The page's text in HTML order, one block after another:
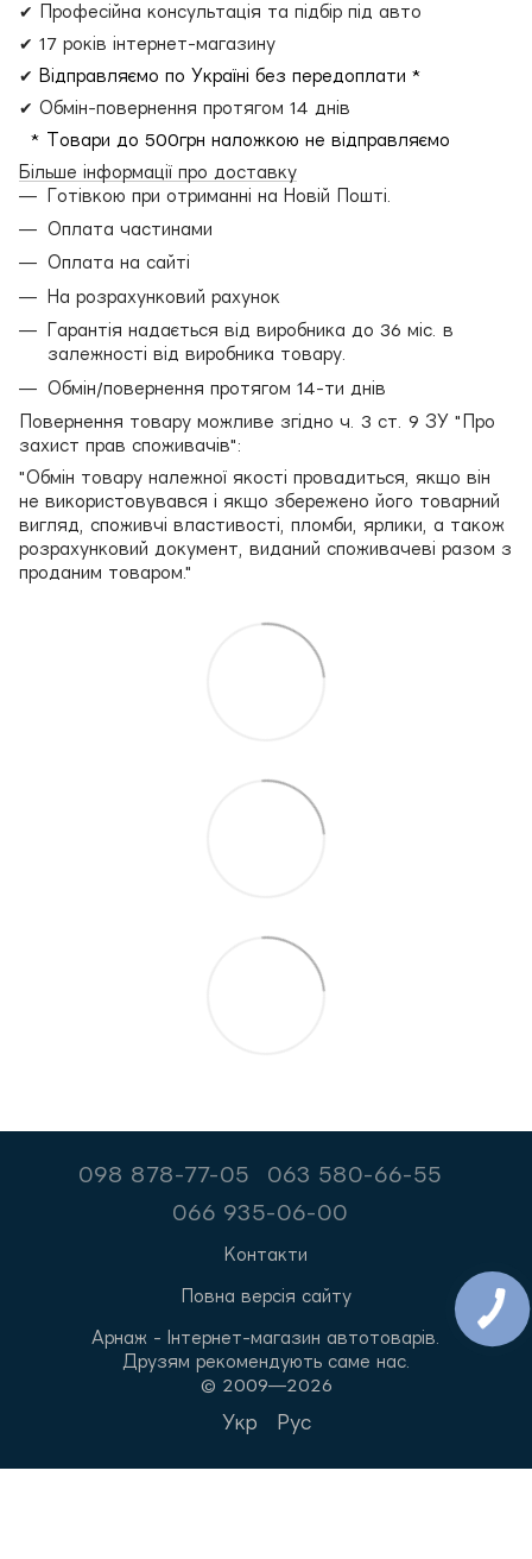
✔ Професійна консультація та підбір під авто
✔ 17 років інтернет-магазину
✔ Відправляємо по Україні без передоплати *
✔ Обмін-повернення протягом 14 днів
* Товари до 500грн наложкою не відправляємо
Більше інформації про доставку
Готівкою при отриманні на Новій Пошті.
Оплата частинами
Оплата на сайті
На розрахунковий рахунок
Гарантія надається від виробника до 36 міс. в
залежності від виробника товару.
Обмін/повернення протягом 14-ти днів
Повернення товару можливе згідно ч. 3 ст. 9 ЗУ "Про
захист прав споживачів":
"Обмін товару належної якості провадиться, якщо він
не використовувався і якщо збережено його товарний
вигляд, споживчі властивості, пломби, ярлики, а також
розрахунковий документ, виданий споживачеві разом з
проданим товаром."
098 878-77-05
063 580-66-55
066 935-06-00
Контакти
Повна версія сайту
Арнаж - Інтернет-магазин автотоварів.
Друзям рекомендують саме нас.
© 2009—2026
Укр Рус